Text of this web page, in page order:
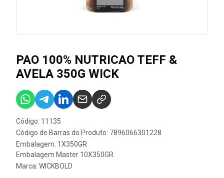
PAO 100% NUTRICAO TEFF &
AVELA 350G WICK
Código: 11135
Código de Barras do Produto: 7896066301228
Embalagem: 1X350GR
Embalagem Master 10X350GR
Marca: WICKBOLD